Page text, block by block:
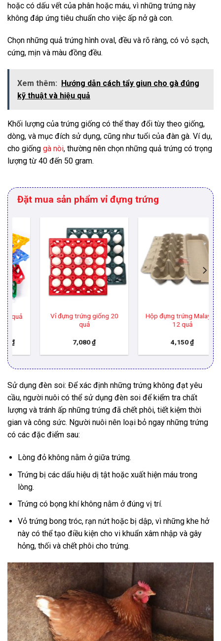
hoặc có dấu vết của phân hoặc máu, vì những trứng này
không đáp ứng tiêu chuẩn cho việc ấp nở gà con.
Chọn những quả trứng hình oval, đều và rõ ràng, có vỏ sạch,
cứng, mịn và màu đồng đều.
Xem thêm:
Hướng dẫn cách tẩy giun cho gà đúng
kỹ thuật và hiệu quả
Khối lượng của trứng giống có thể thay đổi tùy theo giống,
dòng, và mục đích sử dụng, cũng như tuổi của đàn gà. Ví dụ,
cho giống gà nòi, thường nên chọn những quả trứng có trọng
lượng từ 40 đến 50 gram.
Đặt mua sản phẩm vỉ đựng trứng
₫
Vỉ đựng trứng giống 20
Hộp đựng trứng Malaysia
₫
Sử dụng đèn soi: Để xác định những trứng không đạt yêu
cầu, người nuôi có thể sử dụng đèn soi để kiểm tra chất
lượng và tránh ấp những trứng đã chết phôi, tiết kiệm thời
gian và công sức. Người nuôi nên loại bỏ ngay những trứng
có các đặc điểm sau:
Lòng đỏ không nằm ở giữa trứng.
Trứng bị các dấu hiệu dị tật hoặc xuất hiện máu trong
lòng.
Trứng có bọng khí không nằm ở đúng vị trí.
Vỏ trứng bong tróc, rạn nứt hoặc bị dập, vì những khe hở
này có thể tạo điều kiện cho vi khuẩn xâm nhập và gây
hỏng, thối và chết phôi cho trứng.